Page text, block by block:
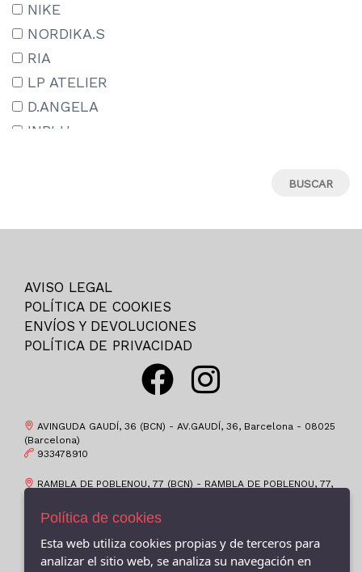
29
29-
30
31
31M
36M
37
37-
39
39M
4-6
40
40M
NIKE
NORDIKA.S
RIA
LP ATELIER
D.ANGELA
INBLU
SKECHERS
EDWARD.S
ST.GALLEN
CROCS
CHAMPION
ATOMONE
POPA
GARVALIN
KEYS
AVISO LEGAL
POLÍTICA DE COOKIES
ENVÍOS Y DEVOLUCIONES
POLÍTICA DE PRIVACIDAD
AVINGUDA GAUDÍ, 36 (BCN) - AV.GAUDÍ, 36, Barcelona - 08025
(Barcelona)
933478910
RAMBLA DE POBLENOU, 77 (BCN) - RAMBLA DE POBLENOU, 77,
936596293
VALÈNCIA, 419 (BCN) - C/VALENCIA, 419, Barcelona - 08013
(Barcelona)
932319158
Política de cookies
Esta web utiliza cookies propias y de terceros para
analizar el sitio web, se analiza su navegación en